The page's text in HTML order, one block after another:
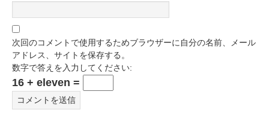
次回のコメントで使用するためブラウザーに自分の名前、メール
アドレス、サイトを保存する。
数字で答えを入力してください:
16 + eleven =